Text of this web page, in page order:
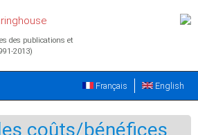
des publications et
2013)
English
Français
coûts/bénéfices